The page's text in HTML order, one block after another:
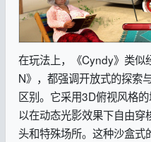
在玩法上，《Cyndy》类似
N》，都强调开放式的探索
区别。它采用3D俯视风格
以在动态光影效果下自由
头和特殊场所。这种沙盒式